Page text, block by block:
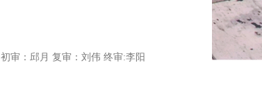
初审：邱月 复审：刘伟 终审:李阳